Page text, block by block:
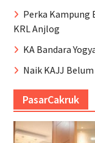
Perka Kampung
KRL Anjlog
KA Bandara
Naik KAJJ
PasarCakruk